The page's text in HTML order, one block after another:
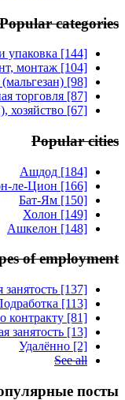
Popular categories
упаковка [144]
монтаж [104]
[98]
торговля [87]
хозяйство [67]
Popular cities
Ашдод [184]
ле-Цион [166]
Бат-Ям [150]
Холон [149]
Ашкелон [148]
of employment
занятость [137]
[113]
контракту [81]
занятость [13]
Удалённо [2]
See all
посты